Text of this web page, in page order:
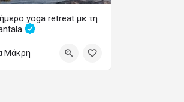
yoga retreat με τη
2026 18:00 - 30 Αυγούστου 2026 11:00
Μάκρη
Μονοετής Διεθνώς
Πιστοποιημένη
Επαγγελματική